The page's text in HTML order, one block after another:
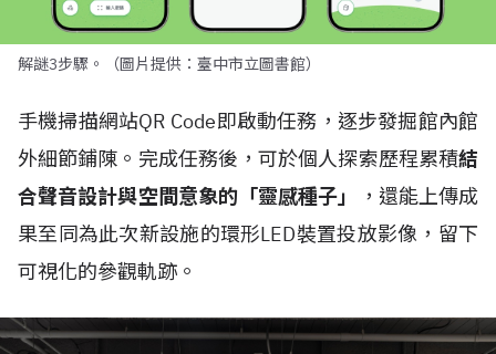
解謎3步驟。（圖片提供：臺中市立圖書館）
手機掃描網站QR Code即啟動任務，逐步發掘館內館
外細節鋪陳。完成任務後，可於個人探索歷程累積結
合聲音設計與空間意象的「靈感種子」
，還能上傳成
果至同為此次新設施的環形LED裝置投放影像，留下
可視化的參觀軌跡。